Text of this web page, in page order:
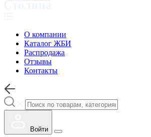
О компании
Каталог ЖБИ
Распродажа
Отзывы
Контакты
Войти